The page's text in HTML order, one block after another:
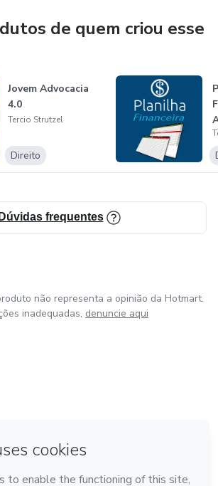
de quem criou esse
Jovem Advocacia
4.0
Tercio Strutzel
Direito
Dúvidas frequentes
não representa a opinião da Hotmart.
inadequadas, denuncie aqui